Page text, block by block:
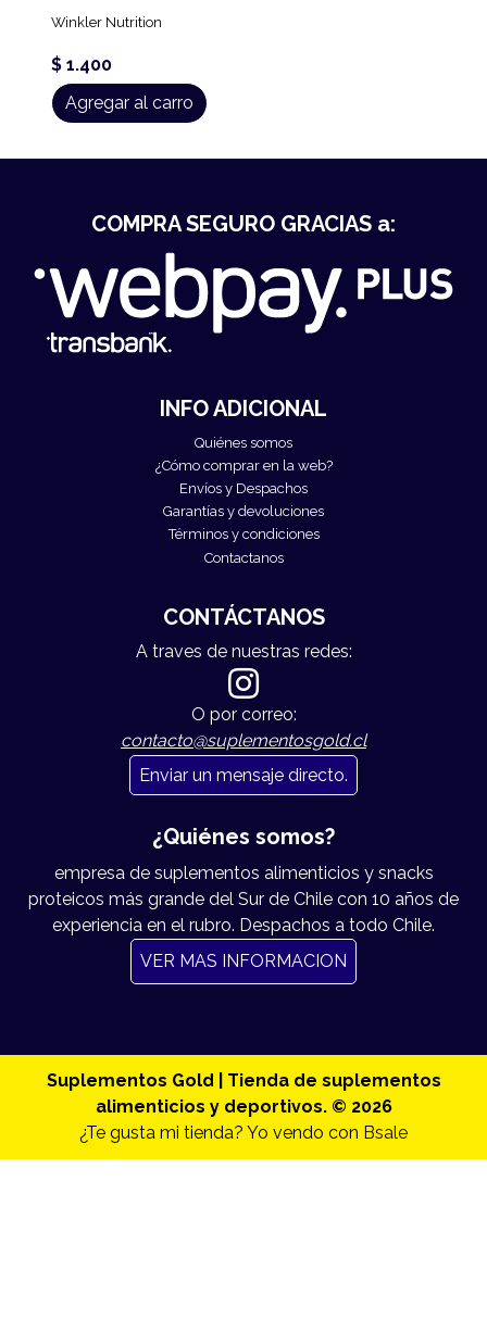
Winkler Nutrition
$ 1.400
Agregar al carro
INFO ADICIONAL
Quiénes somos
¿Cómo comprar en la web?
Envíos y Despachos
Garantías y devoluciones
Términos y condiciones
Contactanos
COMPRA SEGURO GRACIAS a:
CONTÁCTANOS
A traves de nuestras redes:
O por correo:
contacto@suplementosgold.cl
Enviar un mensaje directo.
¿Quiénes somos?
empresa de suplementos alimenticios y snacks
proteicos más grande del Sur de Chile con 10 años de
experiencia en el rubro. Despachos a todo Chile.
VER MAS INFORMACION
Suplementos Gold | Tienda de suplementos
alimenticios y deportivos. © 2026
¿Te gusta mi tienda? Yo vendo con Bsale